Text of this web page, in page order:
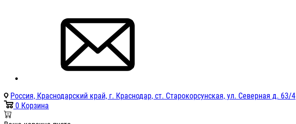
Россия, Краснодарский край, г. Краснодар, ст. Старокорсунская, ул. Северная д. 63/4
0 Корзина